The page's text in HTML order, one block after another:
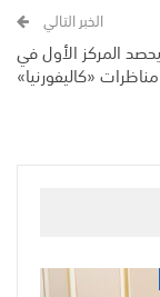
الخبر التالي
المركز الأول في
مناظرات «كاليفورنيا»